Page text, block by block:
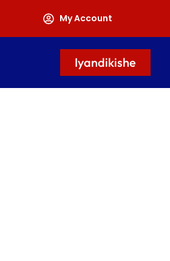
My Account
Iyandikishe